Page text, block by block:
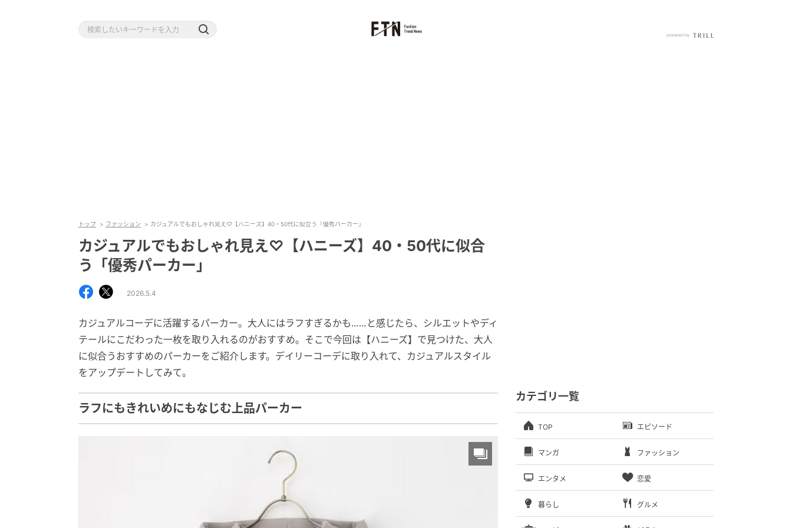
トップ ファッション カジュアルでもおしゃれ見え♡【ハニーズ】40・50代に似合う「優秀パーカー」
カジュアルでもおしゃれ見え♡【ハニーズ】40・50代に似合
う「優秀パーカー」
2026.5.4
カジュアルコーデに活躍するパーカー。大人にはラフすぎるかも……と感じたら、シルエットやディ
テールにこだわった一枚を取り入れるのがおすすめ。そこで今回は【ハニーズ】で見つけた、大人
に似合うおすすめのパーカーをご紹介します。デイリーコーデに取り入れて、カジュアルスタイル
をアップデートしてみて。
ラフにもきれいめにもなじむ上品パーカー
カテゴリ一覧
TOP エピソード
マンガ ファッション
エンタメ 恋愛
暮らし グルメ